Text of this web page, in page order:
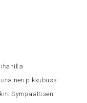
ihanilla
pikkubussi
Sympaattisen